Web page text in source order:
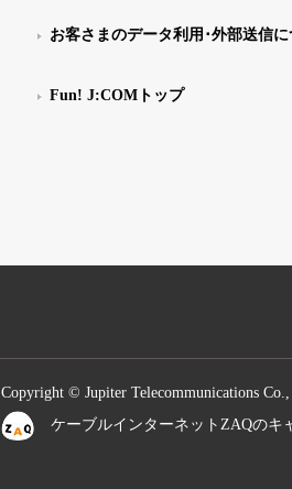
お客さまのデータ利用･外部送信に
Fun! J:COMトップ
Copyright © Jupiter Telecommunications
ケーブルインターネットZAQのキ